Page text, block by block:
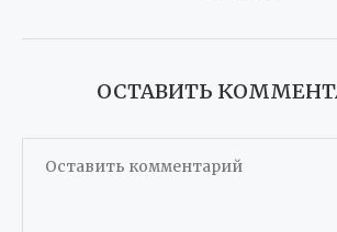
ОСТАВИТЬ